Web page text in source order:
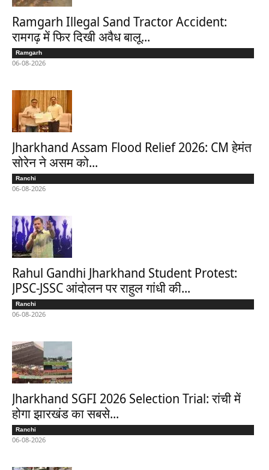
Ramgarh Illegal Sand Tractor Accident:
रामगढ़ में फिर दिखी अवैध बालू...
Ramgarh
06-08-2026
Jharkhand Assam Flood Relief 2026: CM हेमंत
सोरेन ने असम को...
Ranchi
06-08-2026
Rahul Gandhi Jharkhand Student Protest:
JPSC-JSSC आंदोलन पर राहुल गांधी की...
Ranchi
06-08-2026
Jharkhand SGFI 2026 Selection Trial: रांची में
होगा झारखंड का सबसे...
Ranchi
06-08-2026